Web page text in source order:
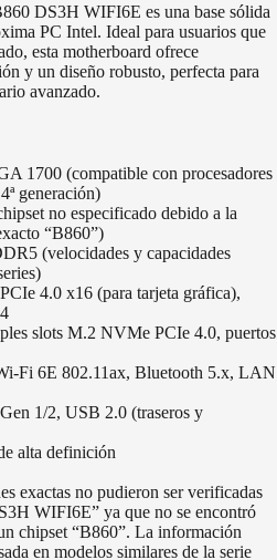
DS3H WIFI6E es una base sólida
PC Intel. Ideal para usuarios que
esta motherboard ofrece
y un diseño robusto, perfecta para
avanzado.
1700 (compatible con procesadores
generación)
no especificado debido a la
“B860”)
(velocidades y capacidades
4.0 x16 (para tarjeta gráfica),
slots M.2 NVMe PCIe 4.0, puertos
Fi 6E 802.11ax, Bluetooth 5.x, LAN
1/2, USB 2.0 (traseros y
alta definición
exactas no pudieron ser verificadas
WIFI6E” ya que no se encontró
chipset “B860”. La información
en modelos similares de la serie